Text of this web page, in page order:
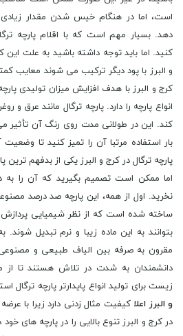
است، اما در هنگام خیس شدن مقدار
دهد. بسیار مهم است که با اقلام پارچه
کنید. اما باید توجه داشته باشید به علت این
و البرز با پود دیگر ترکیب می شوند معایب
کرج و البرز با هدف افزایش میزان تولیدی پارچه
انواع پارچه را دارد. پارچه ترگال مانند
کند. این در طولانی مدت روی رنگ آن تأثیر می
بار استفاده مرتبا آن را تمیز کنید تا
پارچه ترگال در کرج و البرز یکی از بدفهم
اما ممکن است تصمیم بگیرید که آن را به
نخرید. اول از همه، این پارچه صد درصد
ساخته شده است که از نظر شیمیایی پردازش
بتوانند به این ماده زیبا و نرم تبدیل
مقرون به صرفه بین الیاف طبیعی و
دانشمندان به شدت در تلاش هستند تا از
زیست برای تولید انواع پایدارتر پارچه ترگال
و البرز اعلا کیفیت مثال زدنی دارد زیرا با
در کرج و البرز تنوع بالایی را در پارچه های